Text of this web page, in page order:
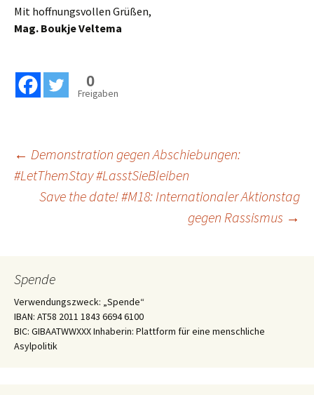
Mit hoffnungsvollen Grüßen,
Mag. Boukje Veltema
0
Freigaben
Beitragsnavigation
← Demonstration gegen Abschiebungen:
#LetThemStay #LasstSieBleiben
Save the date! #M18: Internationaler Aktionstag
gegen Rassismus →
Spende
Verwendungszweck: „Spende“
IBAN: AT58 2011 1843 6694 6100
BIC: GIBAATWWXXX Inhaberin: Plattform für eine menschliche
Asylpolitik